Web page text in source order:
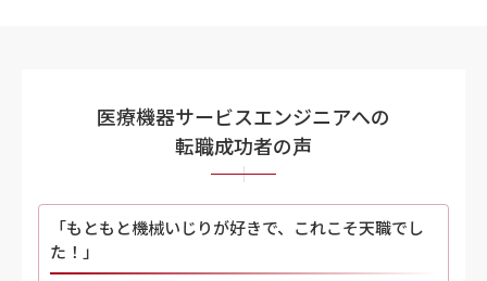
医療機器サービスエンジニアへの
転職成功者の声
「もともと機械いじりが好きで、これこそ天職でし
た！」